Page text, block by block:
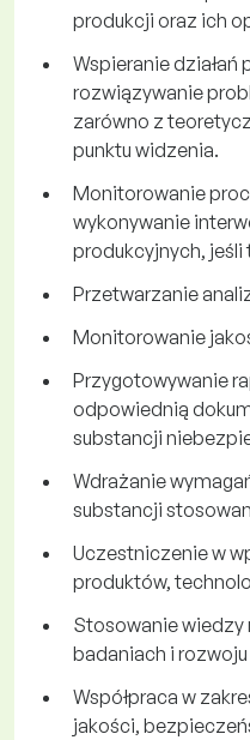
produkcji oraz ich
Wspieranie działań
rozwiązywanie
zarówno z
punktu widzenia.
Monitorowanie
wykonywanie
produkcyjnych, jeśli
Przetwarzanie
Monitorowanie
Przygotowywanie
odpowiednią
substancji
Wdrażanie
substancji
Uczestniczenie w
produktów,
Stosowanie wiedzy
badaniach i
Współpraca w
jakości,